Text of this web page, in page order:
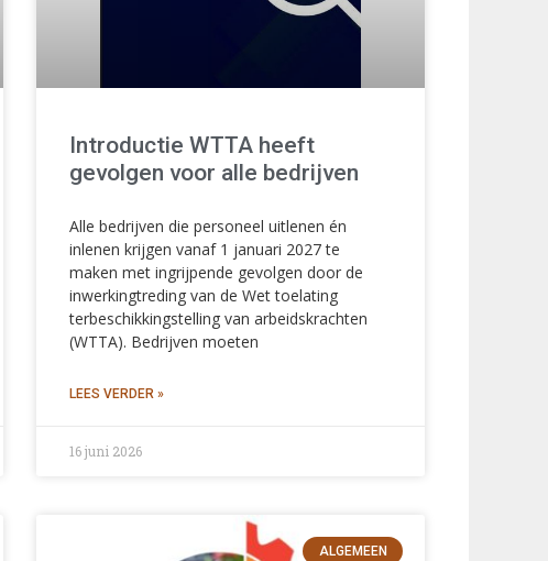
Introductie WTTA heeft
gevolgen voor alle bedrijven
Alle bedrijven die personeel uitlenen én
inlenen krijgen vanaf 1 januari 2027 te
maken met ingrijpende gevolgen door de
inwerkingtreding van de Wet toelating
terbeschikkingstelling van arbeidskrachten
(WTTA). Bedrijven moeten
LEES VERDER »
16 juni 2026
ALGEMEEN